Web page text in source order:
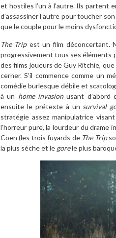
et hostiles l’un à l’autre. Ils partent
d’assassiner l’autre pour toucher
que le couple pour le moins
The Trip est un film déconcertant.
progressivement tous ses éléments
des films joueurs de Guy Ritchie,
cerner. S’il commence comme un
comédie burlesque débile et
à un home invasionusant d’abord
ensuite le prétexte à un survival
stratégie assez manipulatrice
l’horreur pure, la lourdeur du
Coen (les trois fuyards de The Trip
la plus sèche et le gorele plus